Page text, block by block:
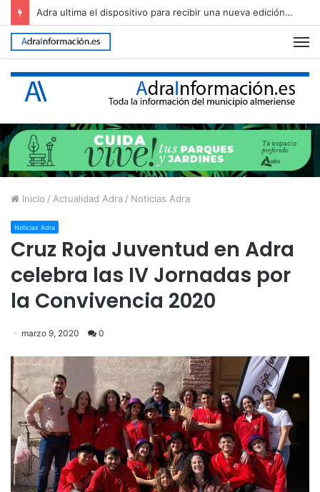
Adra ultima el dispositivo para recibir una nueva edición de The Juergas Rock Festival
Inicio / Actualidad Adra / Noticias Adra
Noticias Adra
Cruz Roja Juventud en Adra
celebra las IV Jornadas por
la Convivencia 2020
marzo 9, 2020 0